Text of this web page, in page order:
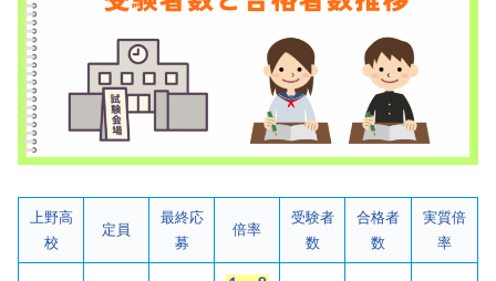
上野高
校
定員
最終応
募
倍率
受験者
数
合格者
数
実質倍
率